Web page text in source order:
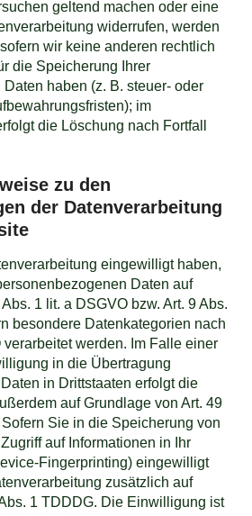
geltend machen oder eine
widerrufen, werden
wir keine anderen rechtlich
die Speicherung Ihrer
haben (z. B. steuer- oder
im
die Löschung nach Fortfall
zu den
der Datenverarbeitung
eingewilligt haben,
Daten auf
1 lit. a DSGVO bzw. Art. 9 Abs.
besondere Datenkategorien nach
verarbeitet werden. Im Falle einer
in die Übertragung
in Drittstaaten erfolgt die
auf Grundlage von Art. 49
Sie in die Speicherung von
auf Informationen in Ihr
Fingerprinting) eingewilligt
zusätzlich auf
1 TDDDG. Die Einwilligung ist